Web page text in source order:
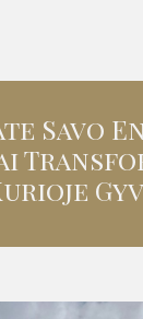
Savo